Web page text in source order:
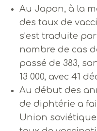
Au Japon, à la
des taux de
s’est traduite
nombre de cas
passé de 383,
13 000, avec 41
Au début des
de diphtérie a
Union